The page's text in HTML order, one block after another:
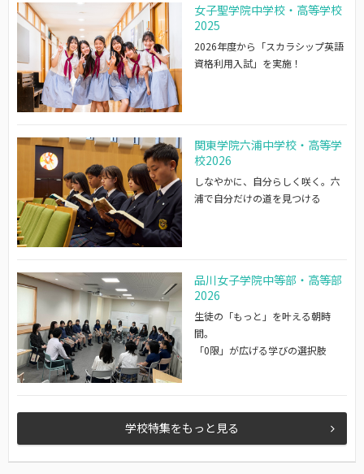
女子聖学院中学校・高等学校
2025
2026年度から「スカラシップ英語
資格利用入試」を実施！
関東学院六浦中学校・高等学
校2026
しなやかに、自分らしく咲く。六
浦で自分だけの道を見つける
品川女子学院中等部・高等部
2026
生徒の「もっと」を叶える朝時
間。
「0限」が広げる学びの選択肢
学校特集をもっと見る